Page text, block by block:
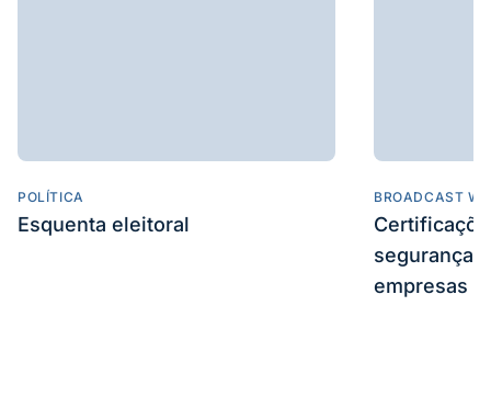
POLÍTICA
Esquenta eleitoral
BROADCAST
segurança
empresas